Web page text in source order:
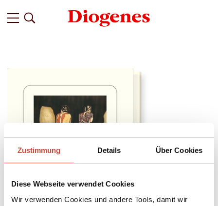
Zustimmung Details Über Cookies
Diese Webseite verwendet Cookies
Wir verwenden Cookies und andere Tools, damit wir